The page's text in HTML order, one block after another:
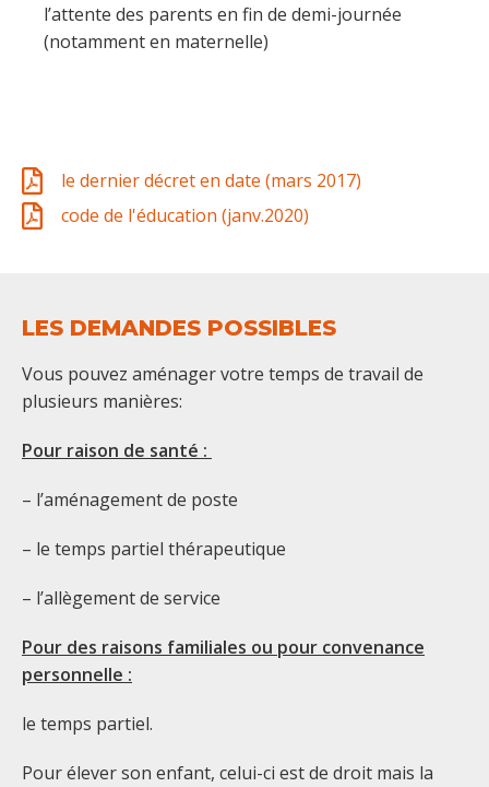
l’attente des parents en fin de demi-journée
(notamment en maternelle)
le dernier décret en date (mars 2017)
code de l'éducation (janv.2020)
LES DEMANDES POSSIBLES
Vous pouvez aménager votre temps de travail de
plusieurs manières:
Pour raison de santé :
– l’aménagement de poste
– le temps partiel thérapeutique
– l’allègement de service
Pour des raisons familiales ou pour convenance
personnelle :
le temps partiel.
Pour élever son enfant, celui-ci est de droit mais la